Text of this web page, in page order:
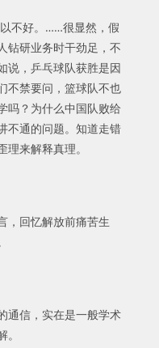
以不好。……很显然，假
钻研业务时干劲足，不
说，乒乓球队获胜是因
不禁要问，篮球队不也
吗？为什么中国队败给
不通的问题。知道走错
来解释真理。
，回忆解放前痛苦生
通信，实在是一般学术